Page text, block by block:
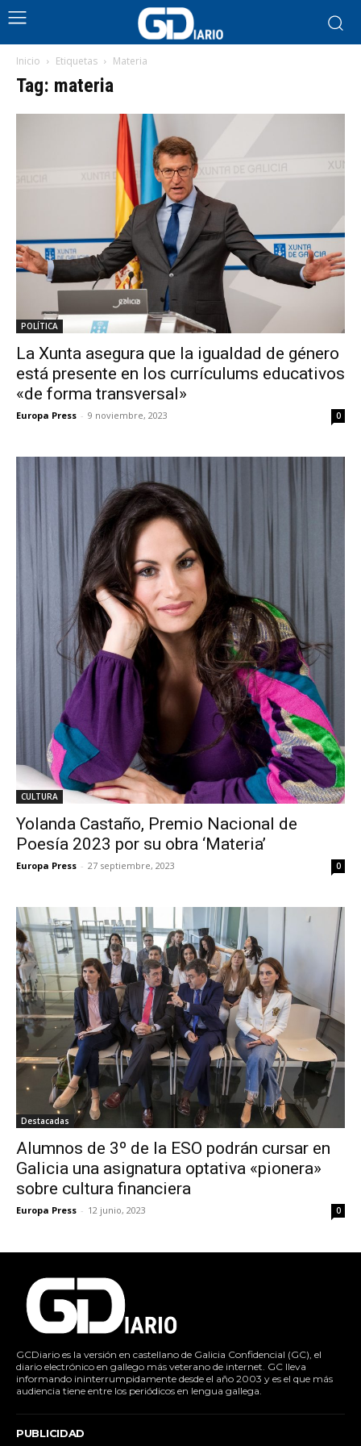
Inicio Etiquetas Materia
Tag: materia
POLÍTICA
La Xunta asegura que la igualdad de género
está presente en los currículums educativos
«de forma transversal»
Europa Press - 9 noviembre, 2023 0
CULTURA
Yolanda Castaño, Premio Nacional de
Poesía 2023 por su obra ‘Materia’
Europa Press - 27 septiembre, 2023 0
Destacadas
Alumnos de 3º de la ESO podrán cursar en
Galicia una asignatura optativa «pionera»
sobre cultura financiera
Europa Press - 12 junio, 2023 0
GCDiario es la versión en castellano de Galicia Confidencial (GC), el
diario electrónico en gallego más veterano de internet. GC lleva
informando ininterrumpidamente desde el año 2003 y es el que más
audiencia tiene entre los periódicos en lengua gallega.
PUBLICIDAD